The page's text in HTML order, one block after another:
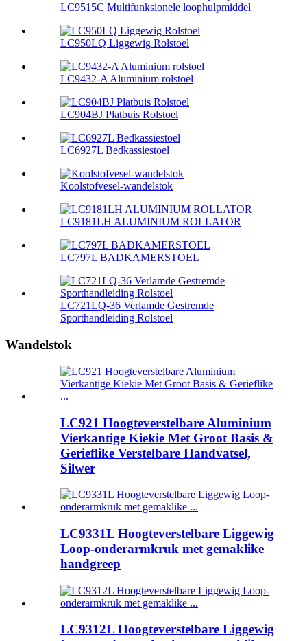
LC9515C Multifunksionele loophulpmiddel
LC950LQ Liggewig Rolstoel
LC9432-A Aluminium rolstoel
LC904BJ Platbuis Rolstoel
LC6927L Bedkassiestoel
Koolstofvesel-wandelstok
LC9181LH ALUMINIUM ROLLATOR
LC797L BADKAMERSTOEL
LC721LQ-36 Verlamde Gestremde
Sporthandleiding Rolstoel
Wandelstok
LC921 Hoogteverstelbare Aluminium
Vierkantige Kiekie Met Groot Basis &
Gerieflike Verstelbare Handvatsel,
Silwer
LC9331L Hoogteverstelbare Liggewig
Loop-onderarmkruk met gemaklike
handgreep
LC9312L Hoogteverstelbare Liggewig